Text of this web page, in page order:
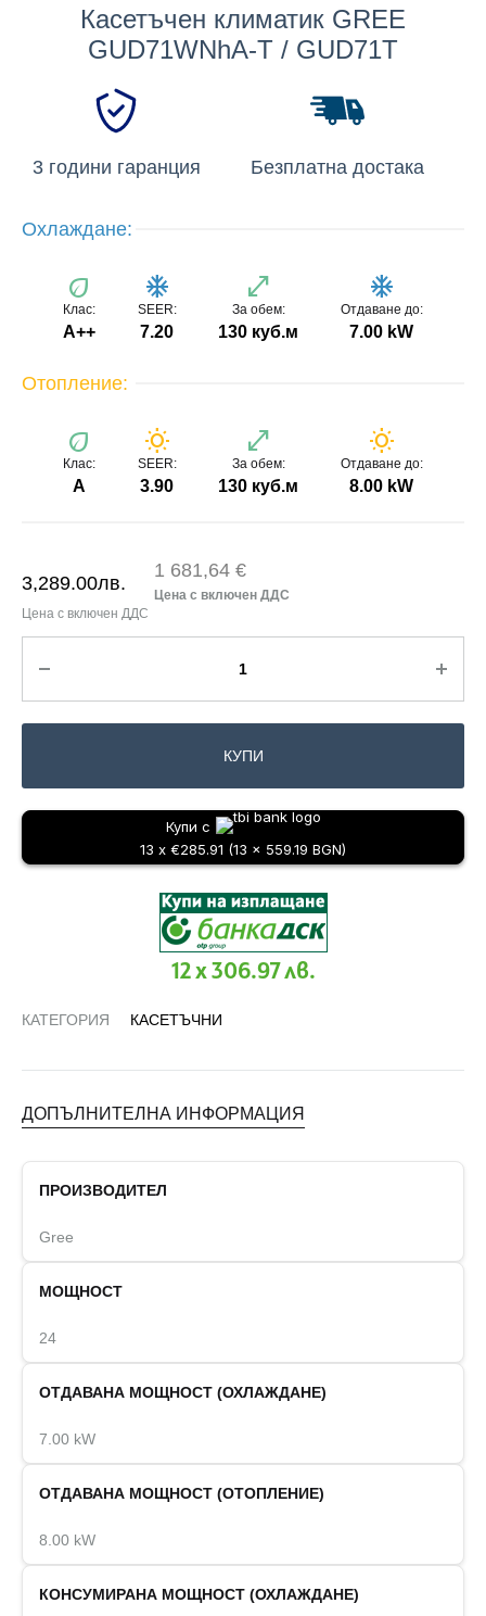
Касетъчен климатик GREE
GUD71WNhA-T / GUD71T
3 години гаранция Безплатна достака
Охлаждане:
eco
Клас:
A++
ac_unit
SEER:
7.20
open_in_full
За обем:
130 куб.м
ac_unit
Отдаване до:
7.00 kW
Отопление:
eco
Клас:
A
wb_sunny
SEER:
3.90
open_in_full
За обем:
130 куб.м
wb_sunny
Отдаване до:
8.00 kW
3,289.00лв.
1 681,64 €
КУПИ
Купи с
13 x €285.91 (13 x 559.19 BGN)
12 x 306.97 лв.
КАТЕГОРИЯ КАСЕТЪЧНИ
ДОПЪЛНИТЕЛНА ИНФОРМАЦИЯ
ПРОИЗВОДИТЕЛ
Gree
МОЩНОСТ
24
ОТДАВАНА МОЩНОСТ (ОХЛАЖДАНЕ)
7.00 kW
ОТДАВАНА МОЩНОСТ (ОТОПЛЕНИЕ)
8.00 kW
КОНСУМИРАНА МОЩНОСТ (ОХЛАЖДАНЕ)